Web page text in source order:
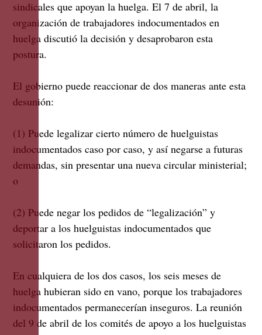
sindicales que apoyan la huelga. El 7 de abril, la
organización de trabajadores indocumentados en
huelga discutió la decisión y desaprobaron esta
postura.
El gobierno puede reaccionar de dos maneras ante esta
desunión:
(1) Puede legalizar cierto número de huelguistas
indocumentados caso por caso, y así negarse a futuras
demandas, sin presentar una nueva circular ministerial;
o
(2) Puede negar los pedidos de “legalización” y
deportar a los huelguistas indocumentados que
solicitaron los pedidos.
En cualquiera de los dos casos, los seis meses de
huelga hubieran sido en vano, porque los trabajadores
indocumentados permanecerían inseguros. La reunión
del 9 de abril de los comités de apoyo a los huelguistas